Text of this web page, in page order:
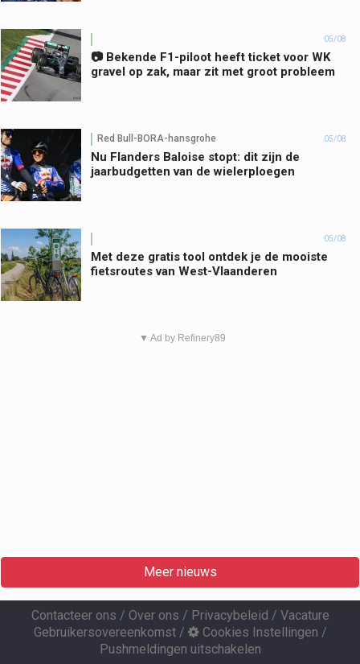
05/08
📷 Bekende F1-piloot heeft ticket voor WK
gravel op zak, maar zit met groot probleem
Red Bull-BORA-hansgrohe 05/08
Nu Flanders Baloise stopt: dit zijn de
jaarbudgetten van de wielerploegen
05/08
Met deze gratis tool ontdek je de mooiste
fietsroutes van West-Vlaanderen
▼ Ad by Refinery89
Meer nieuws
Contacteer ons / Over ons / Privacybeleid / Vacature
Gebruikersovereenkomst/ Cookies Instellingen /
Pushmeldingen uitschakelen